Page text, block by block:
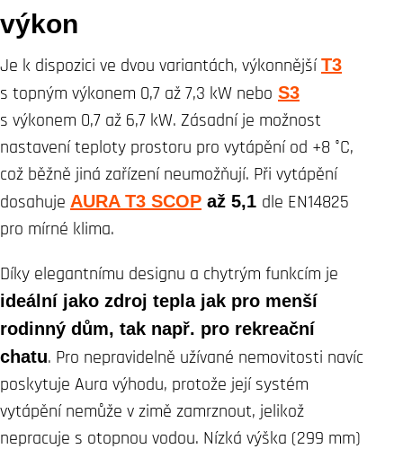
výkon
Je k dispozici ve dvou variantách, výkonnějšíT3
s topným výkonem 0,7 až 7,3 kW nebo S3
s výkonem 0,7 až 6,7 kW. Zásadní je možnost
nastavení teploty prostoru pro vytápění od +8 °C,
což běžně jiná zařízení neumožňují. Při vytápění
dosahuje AURA T3 SCOP až 5,1 dle EN14825
pro mírné klima.
Díky elegantnímu designu a chytrým funkcím je
ideální jako zdroj tepla jak pro menší
rodinný dům, tak např. pro rekreační
chatu. Pro nepravidelně užívané nemovitosti navíc
poskytuje Aura výhodu, protože její systém
vytápění nemůže v zimě zamrznout, jelikož
nepracuje s otopnou vodou. Nízká výška (299 mm)